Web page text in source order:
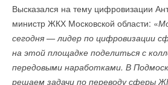
Высказался на тему цифровизации
министр ЖКХ Московской области: «
сегодня — лидер по цифровизации
на этой площадке поделиться с
передовыми наработками. В
решаем задачи по переводу сферы
генеральный директор НИИ «ИКСЭл»
Читайте по теме:
→